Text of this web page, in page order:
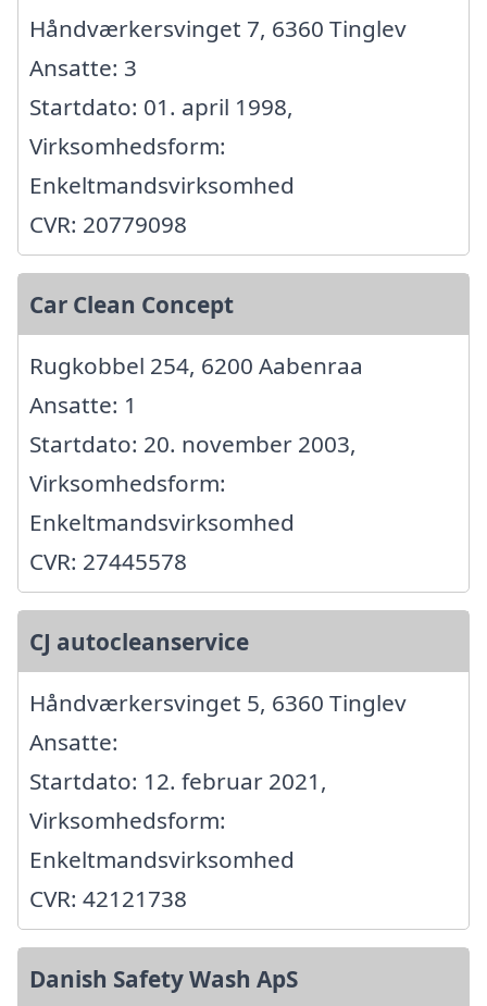
Håndværkersvinget 7, 6360 Tinglev
Ansatte: 3
Startdato: 01. april 1998,
Virksomhedsform:
Enkeltmandsvirksomhed
CVR: 20779098
Car Clean Concept
Rugkobbel 254, 6200 Aabenraa
Ansatte: 1
Startdato: 20. november 2003,
Virksomhedsform:
Enkeltmandsvirksomhed
CVR: 27445578
CJ autocleanservice
Håndværkersvinget 5, 6360 Tinglev
Ansatte:
Startdato: 12. februar 2021,
Virksomhedsform:
Enkeltmandsvirksomhed
CVR: 42121738
Danish Safety Wash ApS